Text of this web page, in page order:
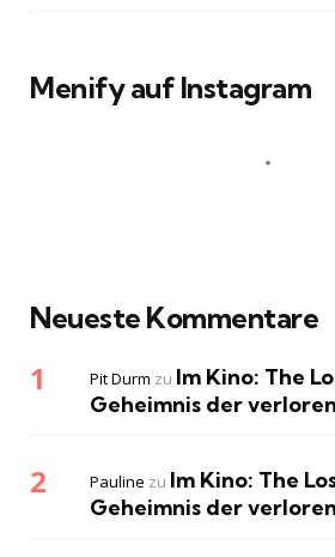
Menify auf Instagram
Neueste Kommentare
Pit Durm zu Im Kino: The
Geheimnis der
Pauline zu Im Kino: The
Geheimnis der